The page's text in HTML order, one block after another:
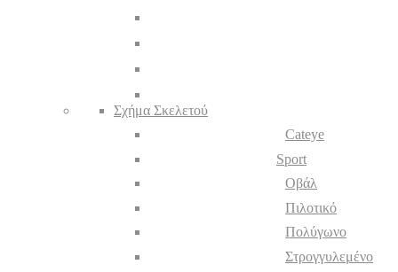
Σχήμα Σκελετού
Cateye
Sport
Οβάλ
Πιλοτικό
Πολύγωνο
Στρογγυλεμένο